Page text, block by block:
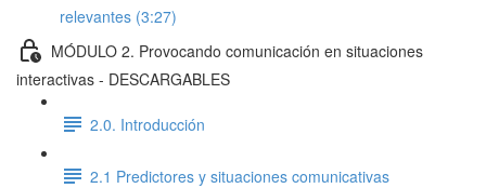
relevantes (3:27)
MÓDULO 2. Provocando comunicación en situaciones
interactivas - DESCARGABLES
2.0. Introducción
2.1 Predictores y situaciones comunicativas